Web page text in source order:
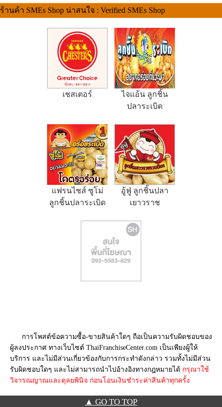
ร้านค้า SMEs Shop น่าสนใจ : Verified SMEs Shop
เชสเตอร์
ไจแอ้น ลูกชิ้น
ปลาระเบิด
แฟรนไชส์ ซูโม่
ลูกชิ้นปลาระเบิด
อู้ฟู่ ลูกชิ้นปลา
เยาวราช
การโพสต์ข้อความซื้อ-ขายสินค้าใดๆ ถือเป็นความรับผิดชอบของ
ผู้ลงประกาศ ทางเว็บไซต์ ThaiFranchiseCenter.com เป็นเพียงผู้ให้
บริการ และไม่มีส่วนเกี่ยวข้องกับการกระทำดังกล่าว รวมทั้งไม่มีส่วน
รับผิดชอบใดๆ และไม่สามารถนำไปอ้างอิงทางกฎหมายได้ กรุณาใช้
วิจารณญาณและดุลยพินิจ ก่อนโอนเงินชำระค่าสินค้าทุกครั้ง
▲ GO TO TOP